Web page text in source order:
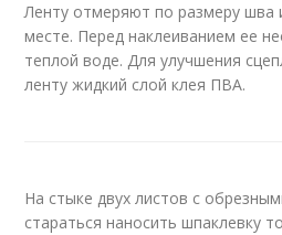
Ленту отмеряют по размеру
месте. Перед наклеиванием ее
теплой воде. Для улучшения
ленту жидкий слой клея ПВА.
На стыке двух листов с
стараться наносить шпаклевку